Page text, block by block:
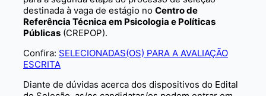
destinada à vaga de estágio no Centro de
Referência Técnica em Psicologia e Políticas
Públicas (CREPOP).
Confira: SELECIONADAS(OS) PARA A AVALIAÇÃO
ESCRITA
Diante de dúvidas acerca dos dispositivos do Edital